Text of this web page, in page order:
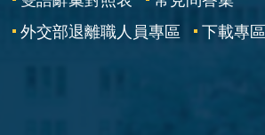
外交部退離職人員專區
下載專區